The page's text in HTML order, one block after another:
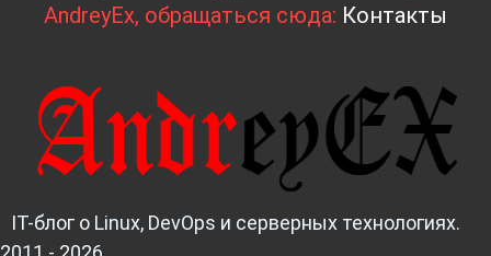
AndreyEx, обращаться сюда: Контакты
IT-блог о Linux, DevOps и серверных технологиях.